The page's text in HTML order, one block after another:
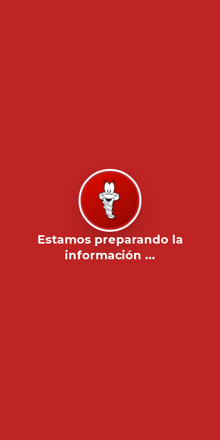
Estamos preparando la
información ...